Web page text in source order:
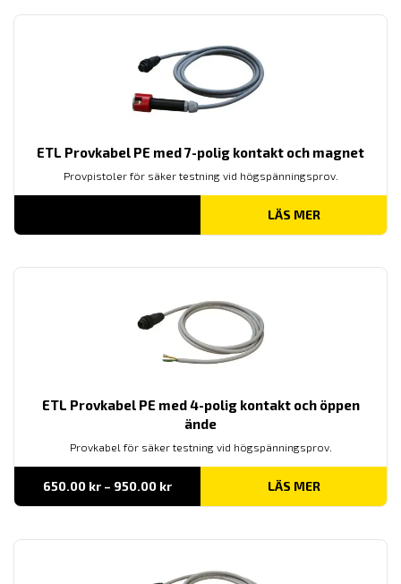
ETL Provkabel PE med 7-polig kontakt och magnet
Provpistoler för säker testning vid högspänningsprov.
LÄS MER
ETL Provkabel PE med 4-polig kontakt och öppen
ände
Provkabel för säker testning vid högspänningsprov.
650.00 kr – 950.00 krPrisintervall:
till
LÄS MER